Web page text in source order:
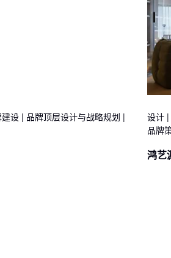
设 | 品牌顶层设计与战略规划 |
设计
品牌
鸿艺